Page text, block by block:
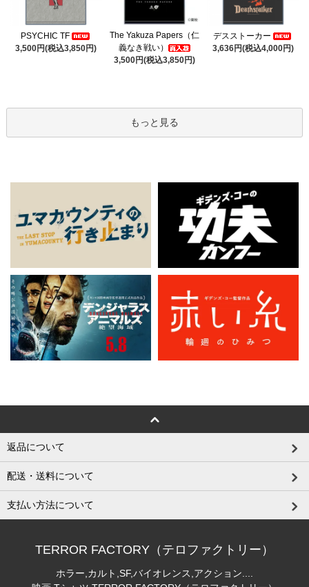
PSYCHIC TF
3,500円(税込3,850円)
The Yakuza Papers（仁
義なき戦い）
3,500円(税込3,850円)
デスストーカー
3,636円(税込4,000円)
もっと見る
返品について
配送・送料について
支払い方法について
TERROR FACTORY（テロファクトリー）
ホラー,カルト,SF,バイオレンス,アクション....